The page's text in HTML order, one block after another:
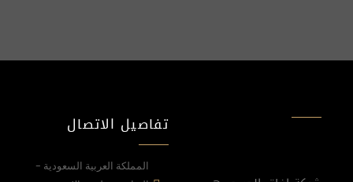
تفاصيل الاتصال
المملكة العربية السعودية -